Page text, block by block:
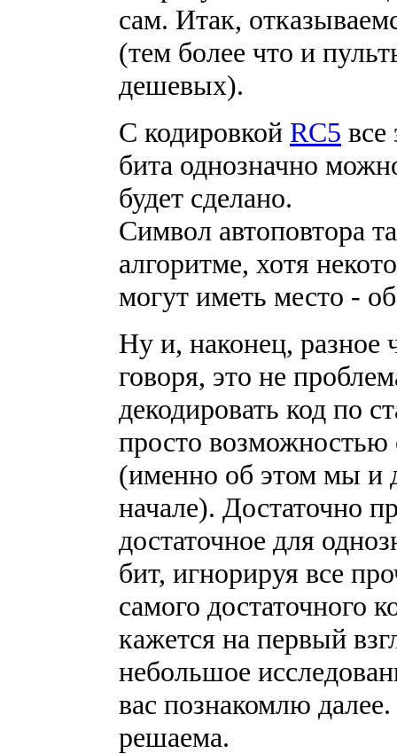
сам. Итак,
(тем более что и
дешевых).
С кодировкой RC5
бита однозначно
будет сделано.
Символ автоповтора
алгоритме, хотя
могут иметь место -
Ну и, наконец, разное
говоря, это не
декодировать код по
просто возможностью
(именно об этом мы и
начале). Достаточно
достаточное для
бит, игнорируя все
самого достаточного
кажется на первый
небольшое
вас познакомлю
решаема.